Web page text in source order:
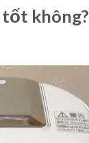
tốt không?